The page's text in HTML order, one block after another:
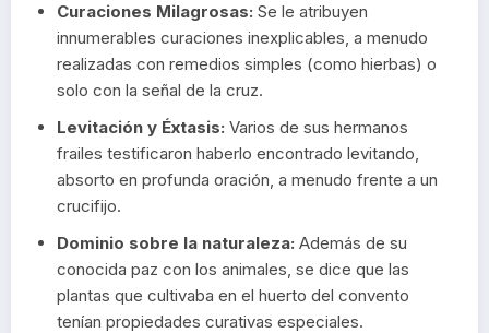
Curaciones Milagrosas: Se le atribuyen
innumerables curaciones inexplicables, a menudo
realizadas con remedios simples (como hierbas) o
solo con la señal de la cruz.
Levitación y Éxtasis: Varios de sus hermanos
frailes testificaron haberlo encontrado levitando,
absorto en profunda oración, a menudo frente a un
crucifijo.
Dominio sobre la naturaleza: Además de su
conocida paz con los animales, se dice que las
plantas que cultivaba en el huerto del convento
tenían propiedades curativas especiales.